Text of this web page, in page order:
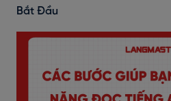
Bắt Đầu